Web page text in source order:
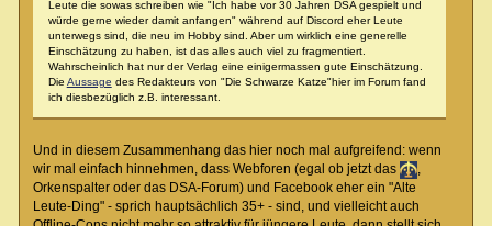
Leute die sowas schreiben wie "Ich habe vor 30 Jahren DSA gespielt und
würde gerne wieder damit anfangen" während auf Discord eher Leute
unterwegs sind, die neu im Hobby sind. Aber um wirklich eine generelle
Einschätzung zu haben, ist das alles auch viel zu fragmentiert.
Wahrscheinlich hat nur der Verlag eine einigermassen gute Einschätzung.
Die Aussage des Redakteurs von "Die Schwarze Katze"hier im Forum fand
ich diesbezüglich z.B. interessant.
Und in diesem Zusammenhang das hier noch mal aufgreifend: wenn
wir mal einfach hinnehmen, dass Webforen (egal ob jetzt das
,
Orkenspalter oder das DSA-Forum) und Facebook eher ein "Alte
Leute-Ding" - sprich hauptsächlich 35+ - sind, und vielleicht auch